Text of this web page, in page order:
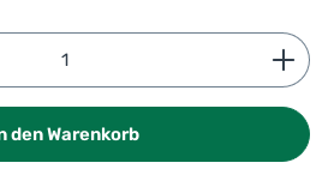
den gewünschten Wert ein
den Warenkorb